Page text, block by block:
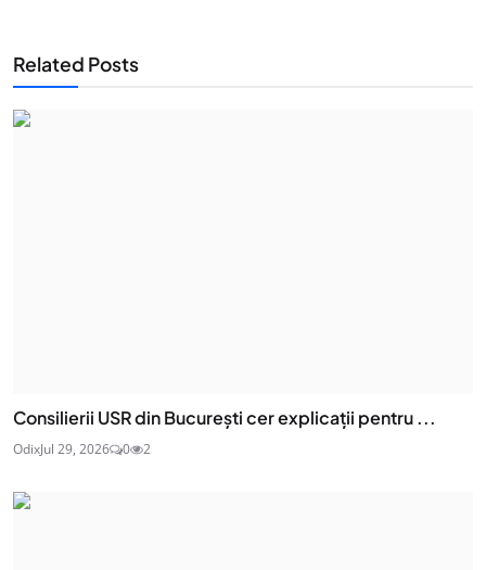
Related Posts
Consilierii USR din București cer explicații pentru ...
OdixJul 29, 2026 0 2